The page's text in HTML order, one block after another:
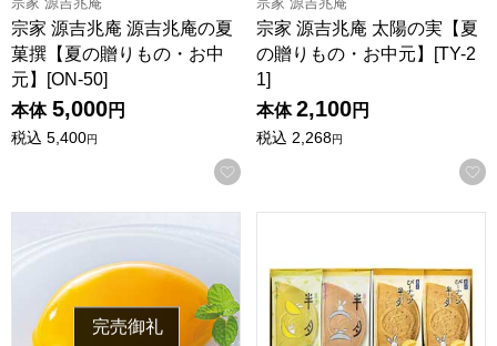
宗家 源吉兆庵 源吉兆庵の夏
菓撰【夏の贈りもの・お中
元】[ON-50]
本体 5,000円
税込 5,400円
お気に入りに登録する
宗家 源吉兆庵 太陽の実【夏
の贈りもの・お中元】[TY-2
1]
本体 2,100円
税込 2,268円
宗家 源吉兆庵 太陽の実【夏の贈りもの・お中元】[TY-31]
完売御礼